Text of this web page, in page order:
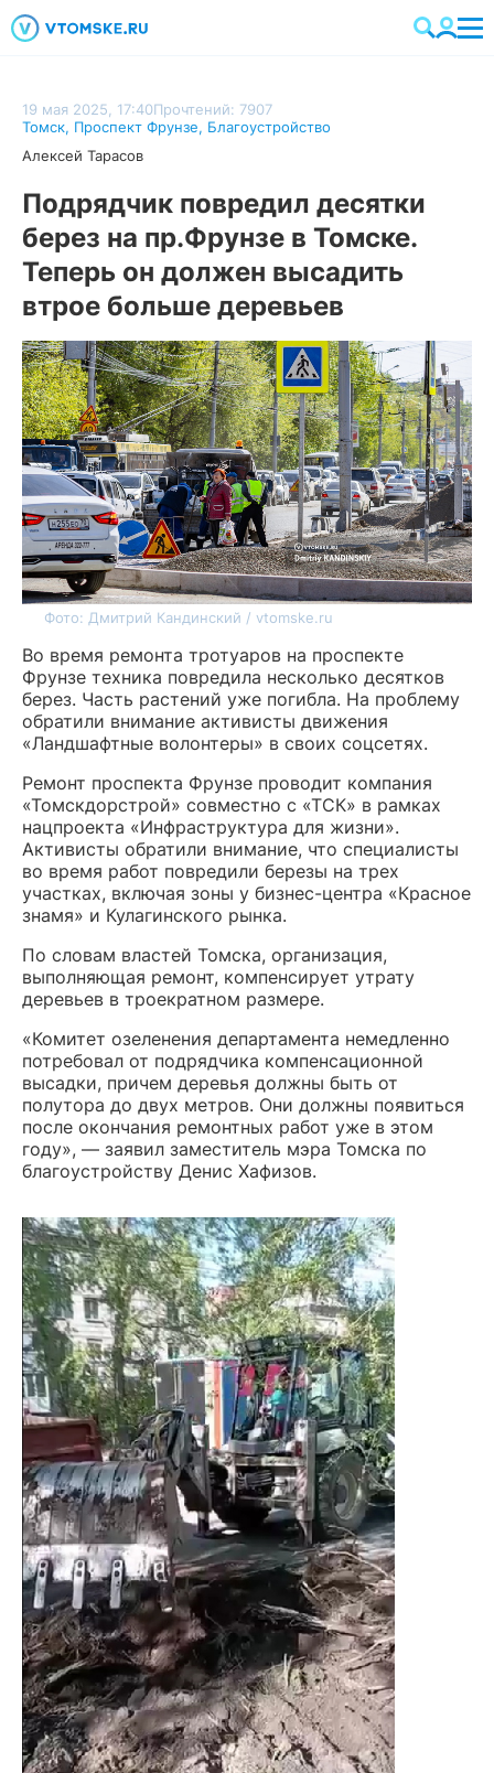
19 мая 2025, 17:40Прочтений: 7907
Томск, Проспект Фрунзе, Благоустройство
Алексей Тарасов
Подрядчик повредил десятки
берез на пр.Фрунзе в Томске.
Теперь он должен высадить
втрое больше деревьев
Фото: Дмитрий Кандинский / vtomske.ru
Во время ремонта тротуаров на проспекте
Фрунзе техника повредила несколько десятков
берез. Часть растений уже погибла. На проблему
обратили внимание активисты движения
«Ландшафтные волонтеры» в своих соцсетях.
Ремонт проспекта Фрунзе проводит компания
«Томскдорстрой» совместно с «ТСК» в рамках
нацпроекта «Инфраструктура для жизни».
Активисты обратили внимание, что специалисты
во время работ повредили березы на трех
участках, включая зоны у бизнес-центра «Красное
знамя» и Кулагинского рынка.
По словам властей Томска, организация,
выполняющая ремонт, компенсирует утрату
деревьев в троекратном размере.
«Комитет озеленения департамента немедленно
потребовал от подрядчика компенсационной
высадки, причем деревья должны быть от
полутора до двух метров. Они должны появиться
после окончания ремонтных работ уже в этом
году», — заявил заместитель мэра Томска по
благоустройству Денис Хафизов.